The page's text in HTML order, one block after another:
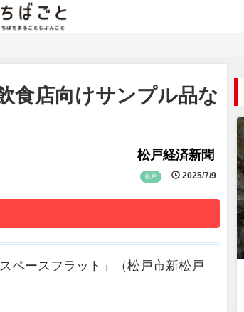
食店向けサンプル品な
松戸経済新聞
松戸 2025/7/9
ペースフラット」（松戸市新松戸